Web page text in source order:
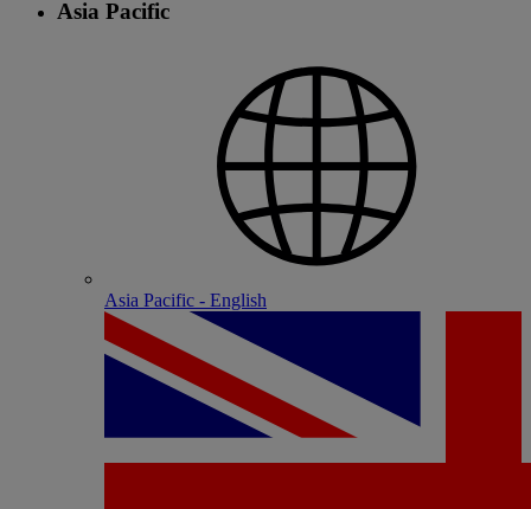
Asia Pacific
Asia Pacific - English